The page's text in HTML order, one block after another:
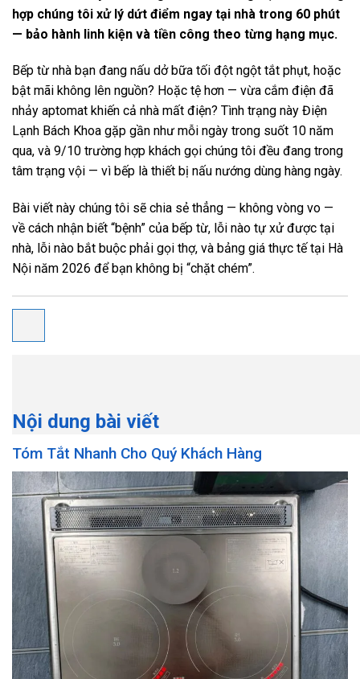
hợp chúng tôi xử lý dứt điểm ngay tại nhà trong 60 phút
— bảo hành linh kiện và tiền công theo từng hạng mục.
Bếp từ nhà bạn đang nấu dở bữa tối đột ngột tắt phụt, hoặc
bật mãi không lên nguồn? Hoặc tệ hơn — vừa cắm điện đã
nhảy aptomat khiến cả nhà mất điện? Tình trạng này Điện
Lạnh Bách Khoa gặp gần như mỗi ngày trong suốt 10 năm
qua, và 9/10 trường hợp khách gọi chúng tôi đều đang trong
tâm trạng vội — vì bếp là thiết bị nấu nướng dùng hàng ngày.
Bài viết này chúng tôi sẽ chia sẻ thẳng — không vòng vo —
về cách nhận biết “bệnh” của bếp từ, lỗi nào tự xử được tại
nhà, lỗi nào bắt buộc phải gọi thợ, và bảng giá thực tế tại Hà
Nội năm 2026 để bạn không bị “chặt chém”.
Nội dung bài viết
Tóm Tắt Nhanh Cho Quý Khách Hàng